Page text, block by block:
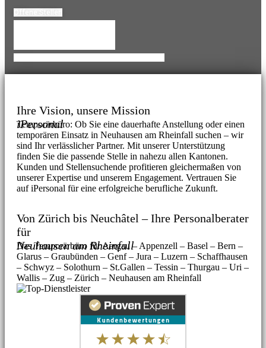
Ihre Vision, unsere Mission
iPersonal
Temporärbüro: Ob Sie eine dauerhafte Anstellung oder einen
temporären Einsatz in Neuhausen am Rheinfall suchen – wir
sind Ihr verlässlicher Partner. Mit unserer Unterstützung
finden Sie die passende Stelle in nahezu allen Kantonen.
Kunden und Stellensuchende profitieren gleichermaßen von
unserer Expertise und unserem Engagement. Vertrauen Sie
auf iPersonal für eine erfolgreiche berufliche Zukunft.
Von Zürich bis Neuchâtel – Ihre Personalberater
für
Neuhausen am Rheinfall
Das Temporärbüro für Aargau – Appenzell – Basel – Bern –
Glarus – Graubünden – Genf – Jura – Luzern – Schaffhausen
– Schwyz – Solothurn – St.Gallen – Tessin – Thurgau – Uri –
Wallis – Zug – Zürich – Neuhausen am Rheinfall